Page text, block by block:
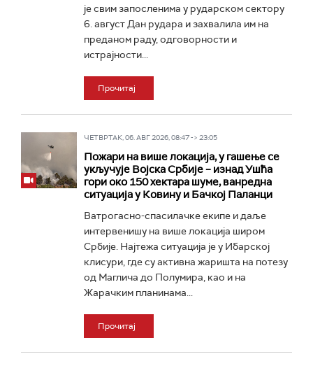
је свим запосленима у рударском сектору
6. август Дан рудара и захвалила им на
преданом раду, одговорности и
истрајности...
Прочитај
ЧЕТВРТАК, 06. АВГ 2026, 08:47 -> 23:05
Пожари на више локација, у гашење се
укључује Војска Србије – изнад Ушћа
гори око 150 хектара шуме, ванредна
ситуација у Ковину и Бачкој Паланци
Ватрогасно-спасилачке екипе и даље
интервенишу на више локација широм
Србије. Најтежа ситуација је у Ибарској
клисури, где су активна жаришта на потезу
од Маглича до Полумира, као и на
Жарачким планинама...
Прочитај